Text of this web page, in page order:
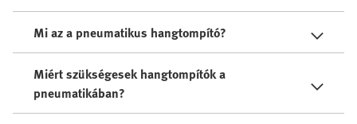
Mi az a pneumatikus hangtompító?
Miért szükségesek hangtompítók a
pneumatikában?